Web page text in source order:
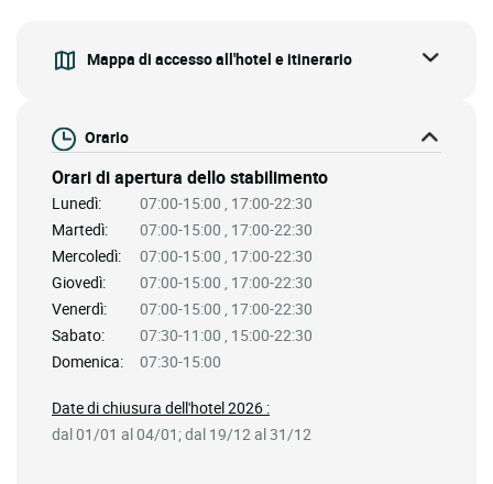
Mappa di accesso all'hotel e itinerario
Orario
Orari di apertura dello stabilimento
Lunedì:
07:00-15:00 , 17:00-22:30
Martedì:
07:00-15:00 , 17:00-22:30
Mercoledì:
07:00-15:00 , 17:00-22:30
Giovedì:
07:00-15:00 , 17:00-22:30
Venerdì:
07:00-15:00 , 17:00-22:30
Sabato:
07:30-11:00 , 15:00-22:30
Domenica:
07:30-15:00
Date di chiusura dell'hotel 2026 :
dal 01/01 al 04/01; dal 19/12 al 31/12